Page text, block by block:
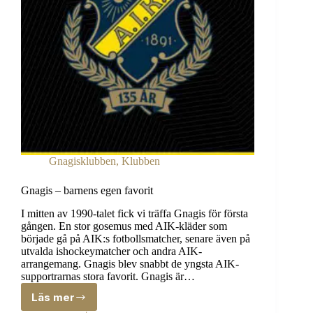
Gnagisklubben, Klubben
Gnagis – barnens egen favorit
I mitten av 1990-talet fick vi träffa Gnagis för första
gången. En stor gosemus med AIK-kläder som
började gå på AIK:s fotbollsmatcher, senare även på
utvalda ishockeymatcher och andra AIK-
arrangemang. Gnagis blev snabbt de yngsta AIK-
supportrarnas stora favorit. Gnagis är…
Läs merGnagis